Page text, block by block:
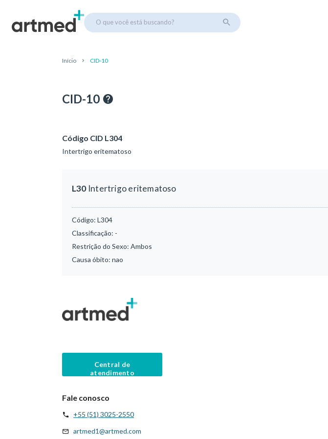
O que você está buscando?
Início CID-10
CID-10
Código CID L304
Intertrigo eritematoso
L30Intertrigo eritematoso
Código: L304
Classificação: -
Restrição do Sexo: Ambos
Causa óbito: nao
Central de
atendimento
Fale conosco
+55 (51) 3025-2550
artmed1@artmed.com